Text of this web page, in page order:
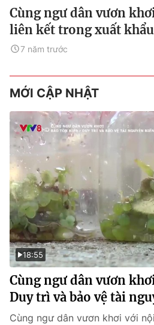
Cùng ngư dân vươn
liên kết trong xuất
7 năm trước
MỚI CẬP NHẬT
18:55
Cùng ngư dân vươn
Duy trì và bảo vệ tài
Cùng ngư dân vươn khơi với